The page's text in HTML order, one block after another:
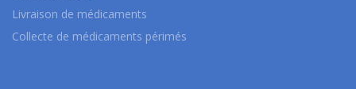
Livraison de médicaments
Collecte de médicaments périmés